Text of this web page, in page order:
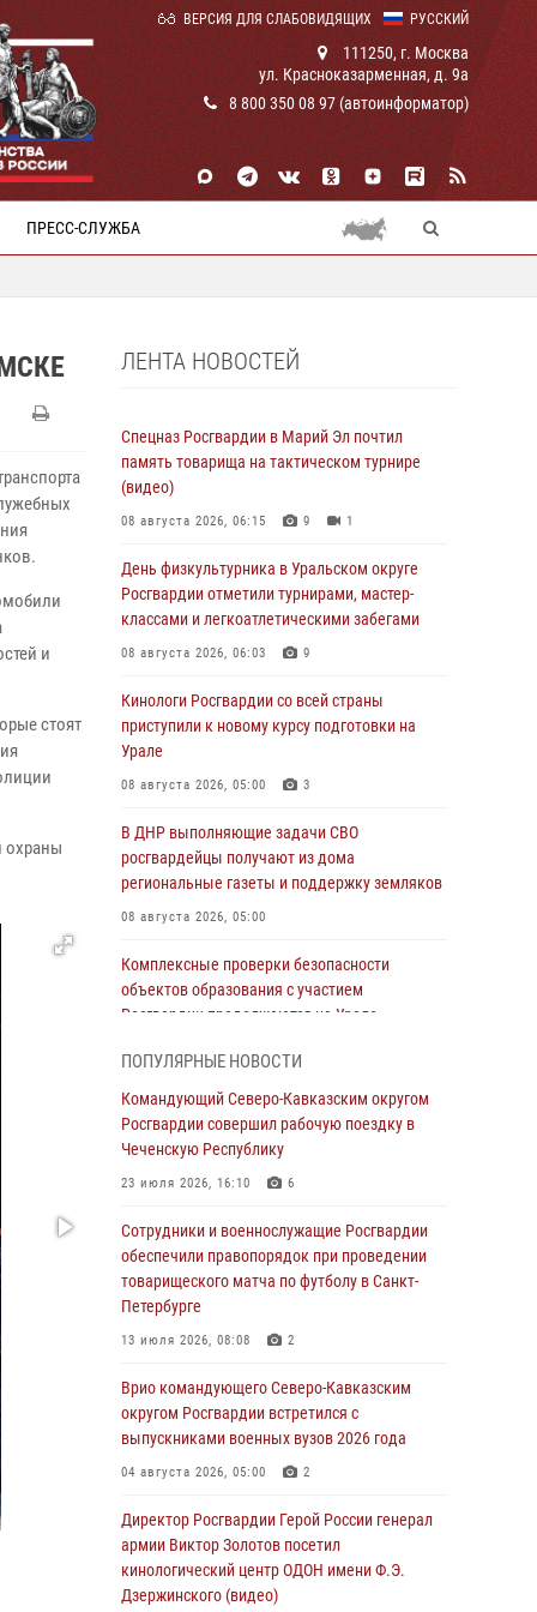
РУССКИЙ
ВЕРСИЯ ДЛЯ СЛАБОВИДЯЩИХ
111250, г. Москва
ул. Красноказарменная, д. 9а
8 800 350 08 97 (автоинформатор)
ПРЕСС-СЛУЖБА
и
стоят
охраны
ЛЕНТА НОВОСТЕЙ
Спецназ Росгвардии в Марий Эл почтил
память товарища на тактическом турнире
(видео)
08 августа 2026, 06:15 9 1
День физкультурника в Уральском округе
Росгвардии отметили турнирами, мастер-
классами и легкоатлетическими забегами
08 августа 2026, 06:03 9
Кинологи Росгвардии со всей страны
приступили к новому курсу подготовки на
Урале
08 августа 2026, 05:00 3
В ДНР выполняющие задачи СВО
росгвардейцы получают из дома
региональные газеты и поддержку земляков
08 августа 2026, 05:00
Комплексные проверки безопасности
объектов образования с участием
Росгвардии продолжаются на Урале
В Сибирском округе Росгвардии состоялись
мероприятия, посвященные Дню
физкультурника
08 августа 2026, 04:00
На Дальнем Востоке продолжается
всероссийская акция "Каникулы с
Росгвардией"
08 августа 2026, 00:00
полковник Владислав Ершов поздравил
военнослужащих и сотрудников ведомства с
Днем физкультурника
07 августа 2026, 21:01
«Росгвардия. Вехи истории»: первая
антитеррористическая операция войск
правопорядка
07 августа 2026, 15:28
ПОПУЛЯРНЫЕ НОВОСТИ
Командующий Северо-Кавказским округом
Росгвардии совершил рабочую поездку в
Чеченскую Республику
23 июля 2026, 16:10 6
Сотрудники и военнослужащие Росгвардии
обеспечили правопорядок при проведении
товарищеского матча по футболу в Санкт-
Петербурге
13 июля 2026, 08:08 2
Врио командующего Северо-Кавказским
округом Росгвардии встретился с
выпускниками военных вузов 2026 года
04 августа 2026, 05:00 2
Директор Росгвардии Герой России генерал
армии Виктор Золотов посетил
кинологический центр ОДОН имени Ф.Э.
Дзержинского (видео)